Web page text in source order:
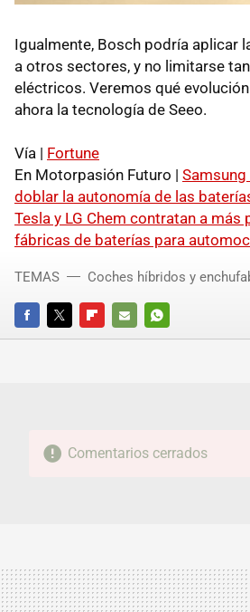
Igualmente, Bosch podría aplicar
a otros sectores, y no limitarse
eléctricos. Veremos qué
ahora la tecnología de Seeo.
Vía | Fortune
En Motorpasión Futuro |
doblar la autonomía de las
Tesla y LG Chem contratan a más
fábricas de baterías para
FACEBOOKTWITTERFLIPBOARD
E-
WHATSAPP
TEMAS Coches híbridos y
Comentarios cerrados